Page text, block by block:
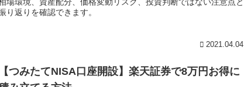
場環境、資産配分、価格変動リスク、投資判断ではない注意点と
り返りを確認できます。
2021.04.04
つみたてNISA口座開設】楽天証券で8万円お得に